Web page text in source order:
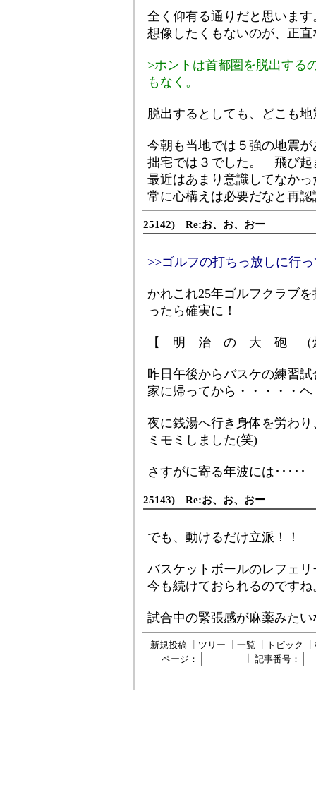
全く仰有る通りだと思います
想像したくもないのが、正
>ホントは首都圏を脱出する
もなく。
脱出するとしても、どこも
今朝も当地では５強の地震
拙宅では３でした。 飛び起
最近はあまり意識してなか
常に心構えは必要だなと再
25142) Re:お、お、おー
>>ゴルフの打ちっ放しに行
かれこれ25年ゴルフクラブ
ったら確実に！
【 明 治 の 大 砲 （爆
昨日午後からバスケの練習
家に帰ってから・・・・・
夜に銭湯へ行き身体を労わ
ミモミしました(笑)
さすがに寄る年波には･････
25143) Re:お、お、おー
でも、動けるだけ立派！！
バスケットボールのレフェリ
今も続けておられるのですね
試合中の緊張感が麻薬みた
新規投稿 ツリー 一覧 トピック
ページ：
記事番号：